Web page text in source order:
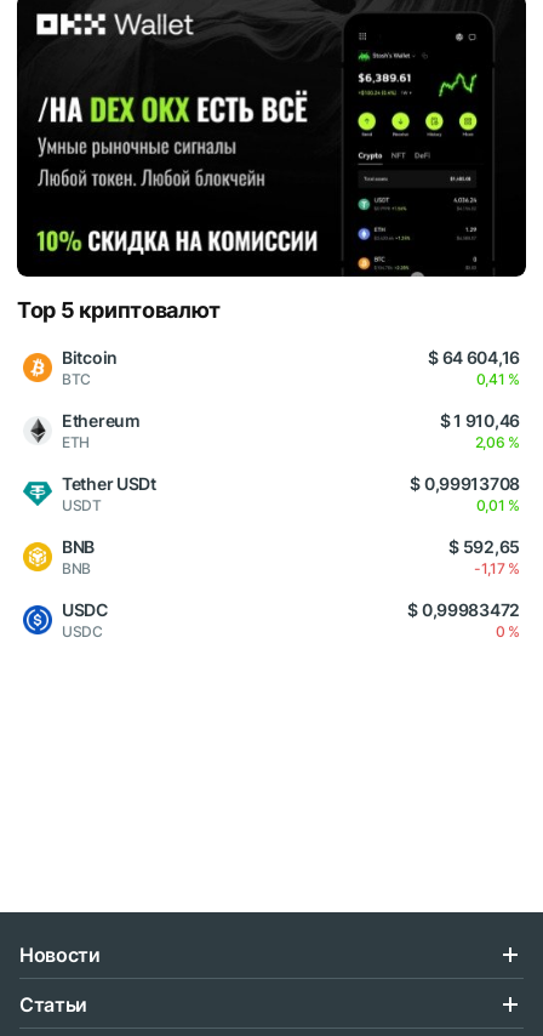
Top 5 криптовалют
Bitcoin
BTC
$ 64 604,16
0,41 %
Ethereum
ETH
$ 1 910,46
2,06 %
Tether USDt
USDT
$ 0,99913708
0,01 %
BNB
BNB
$ 592,65
-1,17 %
USDC
USDC
$ 0,99983472
0 %
Новости
Статьи